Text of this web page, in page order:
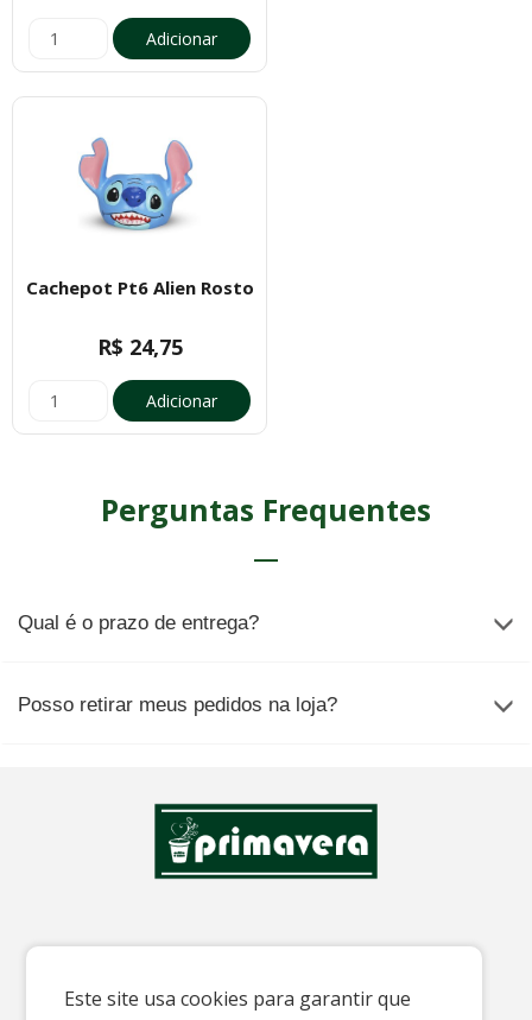
Este site usa cookies para garantir que
Adicionar
Cachepot Pt6 Alien Rosto
R$ 24,75
Adicionar
Perguntas Frequentes
Qual é o prazo de entrega?
Posso retirar meus pedidos na loja?
E-mail: